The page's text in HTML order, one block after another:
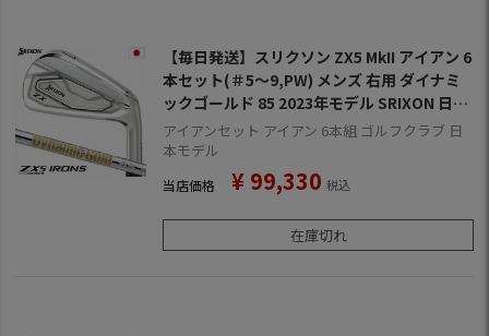
【毎日発送】スリクソン ZX5 MkII アイアン 6
本セット(＃5～9,PW) メンズ 右用 ダイナミ
ックゴールド 85 2023年モデル SRIXON 日本
正規品
アイアンセット アイアン 6本組 ゴルフクラブ 日
本モデル
当店価格 ¥ 99,330 税込
在庫切れ